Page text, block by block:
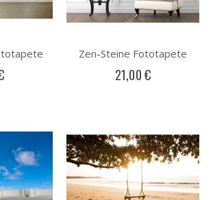
Zen-Steine Fototapete
21,00 €